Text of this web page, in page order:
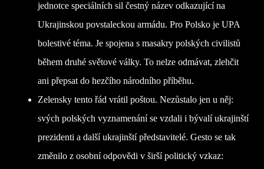
jednotce speciálních sil čestný název odkazující na
Ukrajinskou povstaleckou armádu. Pro Polsko je UPA
bolestivé téma. Je spojena s masakry polských civilistů
během druhé světové války. To nelze odmávat, zlehčit
ani přepsat do hezčího národního příběhu.
Zelensky tento řád vrátil poštou. Nezůstalo jen u něj:
svých polských vyznamenání se vzdali i bývalí ukrajinští
prezidenti a další ukrajinští představitelé. Gesto se tak
změnilo z osobní odpovědi v širší politický vzkaz: